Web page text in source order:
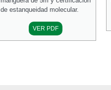
de estanqueidad molecular.
VER PDF